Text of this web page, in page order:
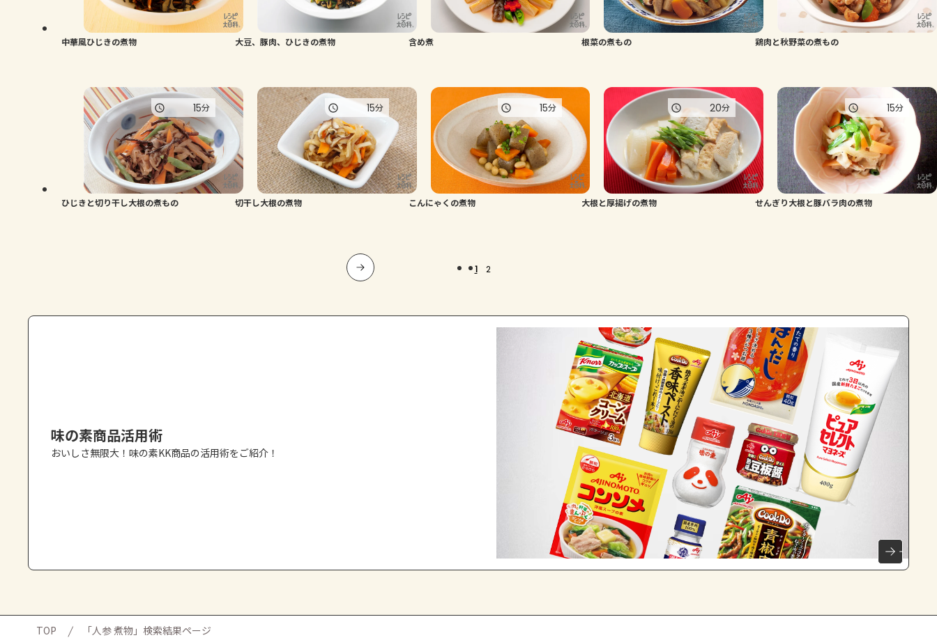
中華風ひじきの煮物 大豆、豚肉、ひじきの煮物 含め煮 根菜の煮もの 鶏肉と秋野菜の煮もの
ひじきと切り干し大根の煮もの
15分
切干し大根の煮物
15分
こんにゃくの煮物
15分
大根と厚揚げの煮物
20分
せんぎり大根と豚バラ肉の煮物
15分
1 2
味の素商品活用術
おいしさ無限大！味の素KK商品の活用術をご紹介！
TOP 「人参 煮物」検索結果ページ